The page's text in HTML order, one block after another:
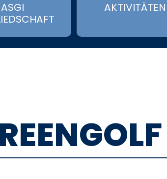
ASGI
AKTIVITÄTEN